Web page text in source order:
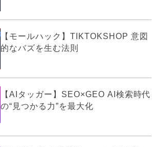
【モールハック】TIKTOKSHOP 意図
的なバズを生む法則
【AIタッガー】SEO×GEO AI検索時代
の“見つかる力”を最大化